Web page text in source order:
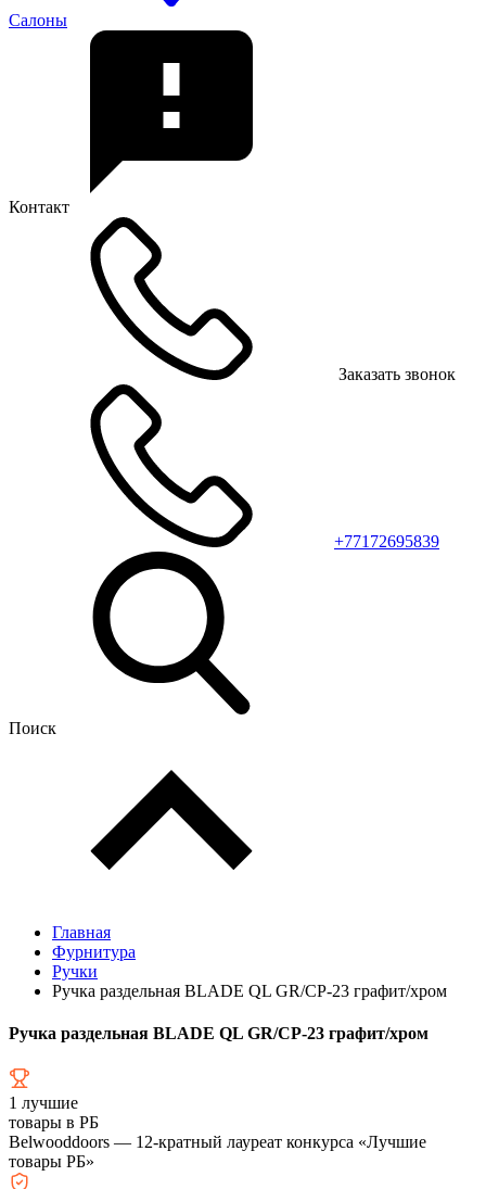
Салоны
Контакт
Заказать звонок
+77172695839
Поиск
Главная
Фурнитура
Ручки
Ручка раздельная BLADE QL GR/CP-23 графит/хром
Ручка раздельная BLADE QL GR/CP-23 графит/хром
1 лучшие
товары в РБ
Belwooddoors — 12-кратный лауреат конкурса «Лучшие
товары РБ»